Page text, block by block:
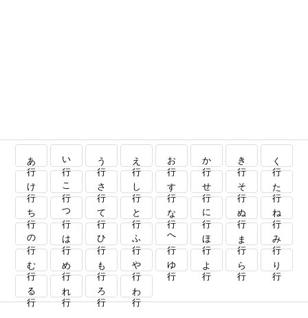
あ行 い行 う行 え行 お行 か行 き行 く行
け行 こ行 さ行 し行 す行 せ行 そ行 た行
ち行 つ行 て行 と行 な行 に行 ぬ行 ね行
の行 は行 ひ行 ふ行 へ行 ほ行 ま行 み行
む行 め行 も行 や行 ゆ行 よ行 ら行 り行
る行 れ行 ろ行 わ行